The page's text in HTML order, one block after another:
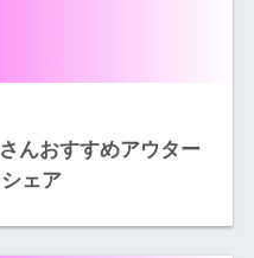
んおすすめアウター
ェア